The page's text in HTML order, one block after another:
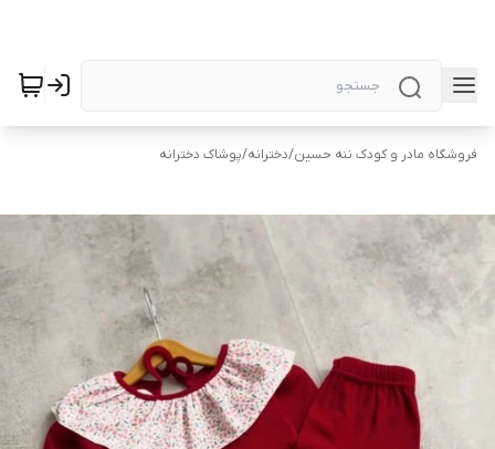
فروشگاه مادر و کودک ننه حسین/دخترانه/پوشاک دخترانه